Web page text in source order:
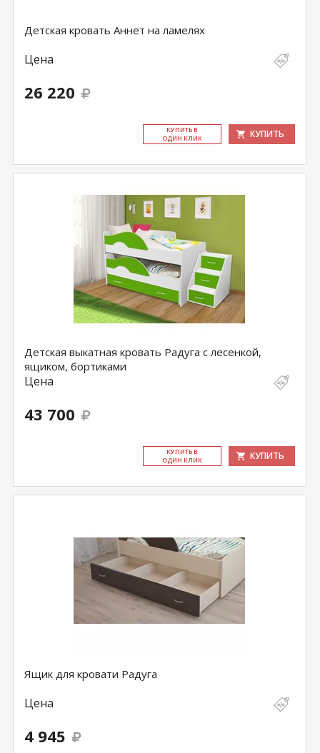
Детская кровать Аннет на ламелях
Цена
26 220
КУ­ПИТЬ В
ОДИН КЛИК
КУПИТЬ
Детская выкатная кровать Радуга с лесенкой,
ящиком, бортиками
Цена
43 700
КУ­ПИТЬ В
ОДИН КЛИК
КУПИТЬ
Ящик для кровати Радуга
Цена
4 945